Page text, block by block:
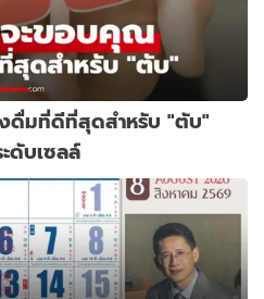
ดื่มที่ดีที่สุดสำหรับ "ตับ"
ดับเซลล์